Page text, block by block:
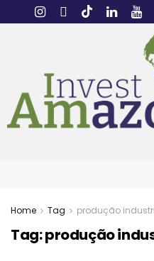
Home Tag produção
Tag:produção